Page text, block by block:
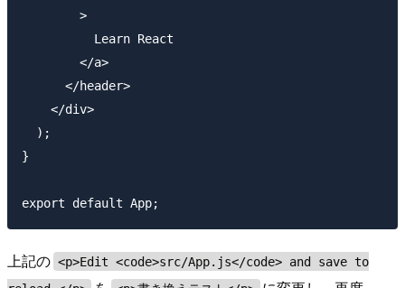
        >
          Learn React
        </a>
      </header>
    </div>
  );
}
上記の <p>Edit <code>src/App.js</code> and save to